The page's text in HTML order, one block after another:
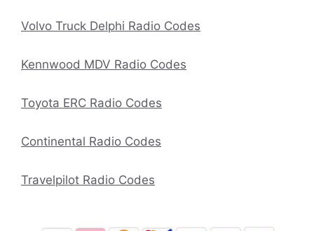
Volvo Truck Delphi Radio Codes
Kennwood MDV Radio Codes
Toyota ERC Radio Codes
Continental Radio Codes
Travelpilot Radio Codes